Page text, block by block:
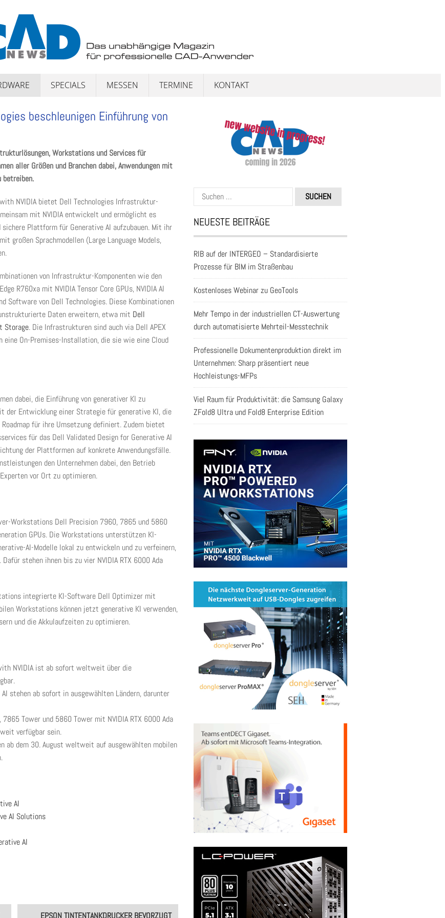
SPECIALS MESSEN TERMINE KONTAKT
beschleunigen Einführung von
Workstations und Services für
aller Größen und Branchen dabei, Anwendungen mit
betreiben.
NVIDIA bietet Dell Technologies Infrastruktur-
mit NVIDIA entwickelt und ermöglicht es
Plattform für Generative AI aufzubauen. Mit ihr
großen Sprachmodellen (Large Language Models,
von Infrastruktur-Komponenten wie den
R760xa mit NVIDIA Tensor Core GPUs, NVIDIA AI
Software von Dell Technologies. Diese Kombinationen
Daten erweitern, etwa mit Dell
Storage. Die Infrastrukturen sind auch via Dell APEX
eine On-Premises-Installation, die sie wie eine Cloud
dabei, die Einführung von generativer KI zu
der Entwicklung einer Strategie für generative KI, die
für ihre Umsetzung definiert. Zudem bietet
für das Dell Validated Design for Generative AI
der Plattformen auf konkrete Anwendungsfälle.
den Unternehmen dabei, den Betrieb
vor Ort zu optimieren.
Workstations Dell Precision 7960, 7865 und 5860
GPUs. Die Workstations unterstützen KI-
AI-Modelle lokal zu entwickeln und zu verfeinern,
stehen ihnen bis zu vier NVIDIA RTX 6000 Ada
integrierte KI-Software Dell Optimizer mit
Workstations können jetzt generative KI verwenden,
und die Akkulaufzeiten zu optimieren.
NVIDIA ist ab sofort weltweit über die
stehen ab sofort in ausgewählten Ländern, darunter
Tower und 5860 Tower mit NVIDIA RTX 6000 Ada
verfügbar sein.
ab dem 30. August weltweit auf ausgewählten mobilen
AI
AI Solutions
AI
EPSON TINTENTANKDRUCKER BEVORZUGT
Suchen
nach:
NEUESTE BEITRÄGE
RIB auf der INTERGEO – Standardisierte
Prozesse für BIM im Straßenbau
Kostenloses Webinar zu GeoTools
Mehr Tempo in der industriellen CT-Auswertung
durch automatisierte Mehrteil-Messtechnik
Professionelle Dokumentenproduktion direkt im
Unternehmen: Sharp präsentiert neue
Hochleistungs-MFPs
Viel Raum für Produktivität: die Samsung Galaxy
ZFold8 Ultra und Fold8 Enterprise Edition